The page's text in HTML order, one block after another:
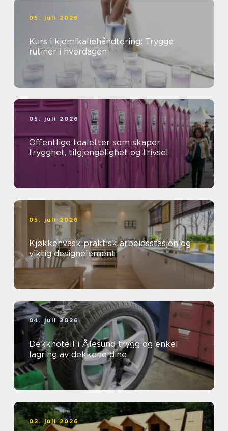
05. juli 2026
Kurs i kjemikaliehåndtering: Trygge
rutiner i hverdagen
05. juli 2026
Offentlige toaletter som skaper
trygghet, tilgjengelighet og trivsel
05. juli 2026
Kjøkkenvask praktisk arbeidsstasjon og
viktig designelement
04. juli 2026
Dekkhotell i Ålesund trygg og enkel
lagring av dekkene dine
02. juli 2026